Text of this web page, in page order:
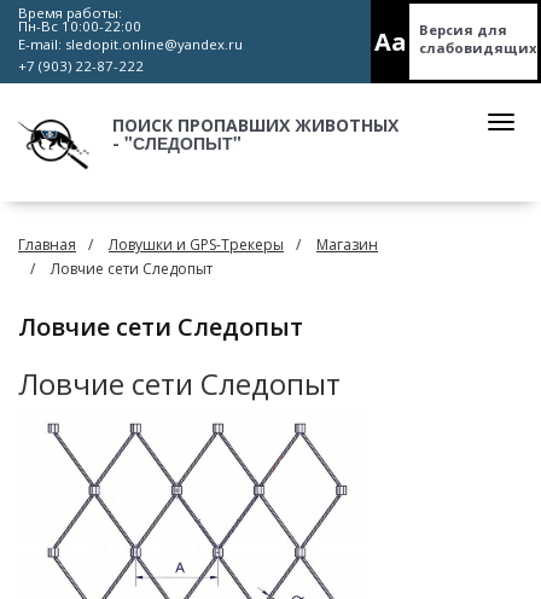
Время работы:
Пн-Вс 10:00-22:00
E-mail: sledopit.online@yandex.ru
+7 (903) 22-87-222
Aa
Версия для
слабовидящих
ПОИСК ПРОПАВШИХ ЖИВОТНЫХ
- "СЛЕДОПЫТ"
Главная Ловушки и GPS-Трекеры
Магазин
Ловчие сети Следопыт
Ловчие сети Следопыт
Ловчие сети Следопыт